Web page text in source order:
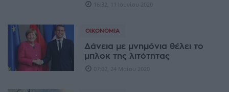
16:32, 11 Ιουνίου 2020
ΟΙΚΟΝΟΜΊΑ
Δάνεια με μνημόνια θέλει το
μπλοκ της λιτότητας
07:02, 24 Μαΐου 2020